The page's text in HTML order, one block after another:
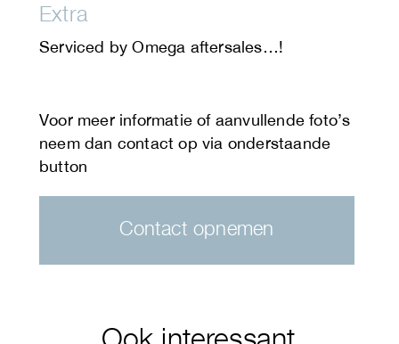
Extra
Serviced by Omega aftersales…!
Contact opnemen